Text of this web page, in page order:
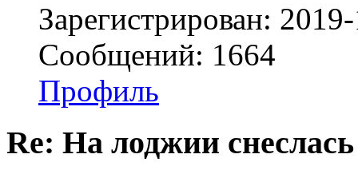
Зарегистрирован:
Сообщений: 1664
Профиль
Re: На лоджии